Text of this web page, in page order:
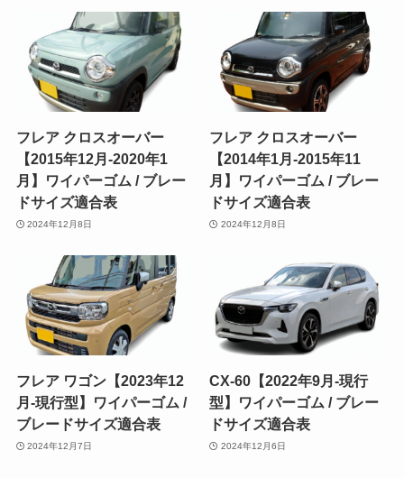
フレア クロスオーバー
【2015年12月-2020年1
月】ワイパーゴム / ブレー
ドサイズ適合表
2024年12月8日
フレア クロスオーバー
【2014年1月-2015年11
月】ワイパーゴム / ブレー
ドサイズ適合表
2024年12月8日
フレア ワゴン【2023年12
月-現行型】ワイパーゴム /
ブレードサイズ適合表
2024年12月7日
CX-60【2022年9月-現行
型】ワイパーゴム / ブレー
ドサイズ適合表
2024年12月6日